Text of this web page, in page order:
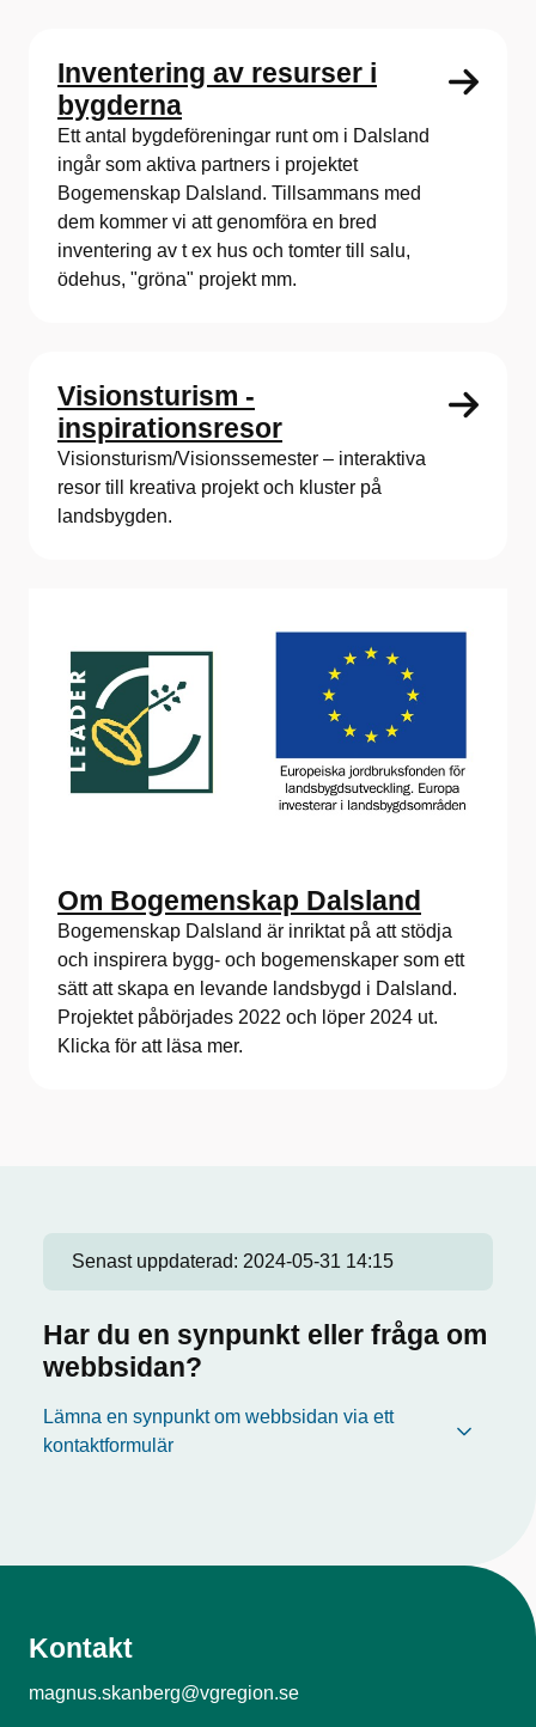
Inventering av resurser i
bygderna
Ett antal bygdeföreningar runt om i Dalsland
ingår som aktiva partners i projektet
Bogemenskap Dalsland. Tillsammans med
dem kommer vi att genomföra en bred
inventering av t ex hus och tomter till salu,
ödehus, "gröna" projekt mm.
Visionsturism -
inspirationsresor
Visionsturism/Visionssemester – interaktiva
resor till kreativa projekt och kluster på
landsbygden.
Om Bogemenskap Dalsland
Bogemenskap Dalsland är inriktat på att stödja
och inspirera bygg- och bogemenskaper som ett
sätt att skapa en levande landsbygd i Dalsland.
Projektet påbörjades 2022 och löper 2024 ut.
Klicka för att läsa mer.
Senast uppdaterad: 2024-05-31 14:15
Har du en synpunkt eller fråga om
webbsidan?
Lämna en synpunkt om webbsidan via ett
kontaktformulär
Kontakt
magnus.skanberg@vgregion.se